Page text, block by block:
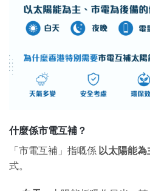
什麼係市電互補？
「市電互補」指嘅係 以太陽能
式。